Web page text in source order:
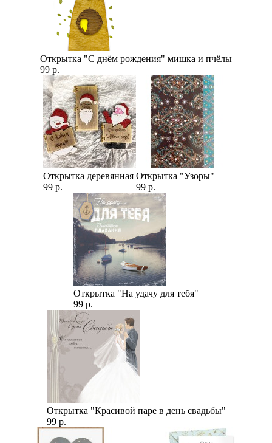
Открытка "С днём рождения" мишка и пчёлы
99 р.
Открытка деревянная
99 р.
Открытка "Узоры"
99 р.
Открытка "На удачу для тебя"
99 р.
Открытка "Красивой паре в день свадьбы"
99 р.